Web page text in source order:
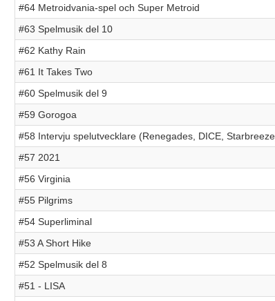
#64 Metroidvania-spel och Super Metroid
#63 Spelmusik del 10
#62 Kathy Rain
#61 It Takes Two
#60 Spelmusik del 9
#59 Gorogoa
#58 Intervju spelutvecklare (Renegades, DICE,
#57 2021
#56 Virginia
#55 Pilgrims
#54 Superliminal
#53 A Short Hike
#52 Spelmusik del 8
#51 - LISA